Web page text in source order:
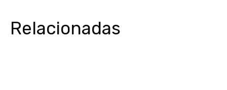
Relacionadas